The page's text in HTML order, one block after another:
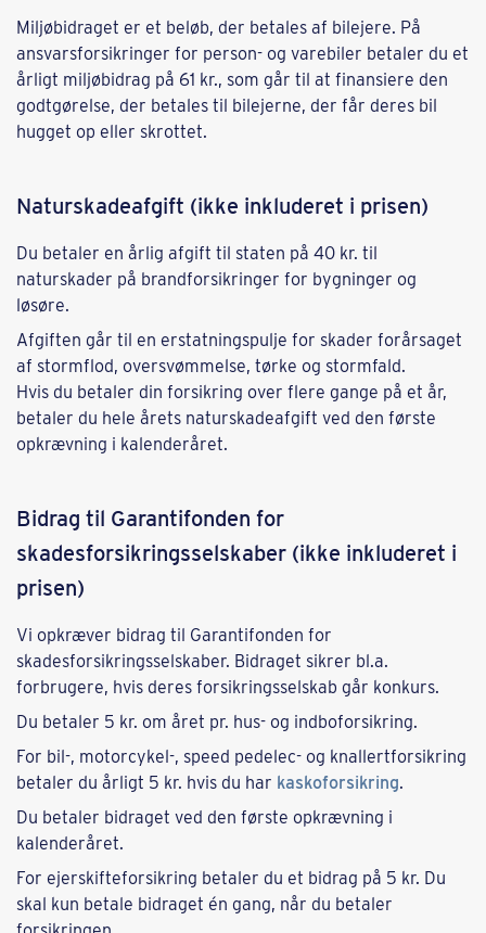
Miljøbidraget er et beløb, der betales af bilejere. På
ansvarsforsikringer for person- og varebiler betaler du et
årligt miljøbidrag på 61 kr., som går til at finansiere den
godtgørelse, der betales til bilejerne, der får deres bil
hugget op eller skrottet.
Naturskadeafgift (ikke inkluderet i prisen)
Du betaler en årlig afgift til staten på 40 kr. til
naturskader på brandforsikringer for bygninger og
løsøre.
Afgiften går til en erstatningspulje for skader forårsaget
af stormflod, oversvømmelse, tørke og stormfald.
Hvis du betaler din forsikring over flere gange på et år,
betaler du hele årets naturskadeafgift ved den første
opkrævning i kalenderåret.
Bidrag til Garantifonden for
skadesforsikringsselskaber (ikke inkluderet i
prisen)
Vi opkræver bidrag til Garantifonden for
skadesforsikringsselskaber. Bidraget sikrer bl.a.
forbrugere, hvis deres forsikringsselskab går konkurs.
Du betaler 5 kr. om året pr. hus- og indboforsikring.
For bil-, motorcykel-, speed pedelec- og knallertforsikring
betaler du årligt 5 kr. hvis du har kaskoforsikring.
Du betaler bidraget ved den første opkrævning i
kalenderåret.
For ejerskifteforsikring betaler du et bidrag på 5 kr. Du
skal kun betale bidraget én gang, når du betaler